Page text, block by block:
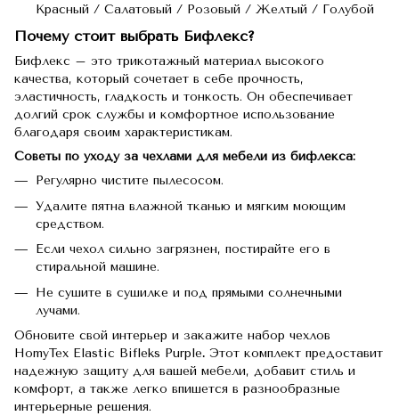
Красный / Салатовый / Розовый / Желтый / Голубой
Почему стоит выбрать Бифлекс?
Бифлекс – это трикотажный материал высокого
качества, который сочетает в себе прочность,
эластичность, гладкость и тонкость. Он обеспечивает
долгий срок службы и комфортное использование
благодаря своим характеристикам.
Советы по уходу за чехлами для мебели из бифлекса:
Регулярно чистите пылесосом.
Удалите пятна влажной тканью и мягким моющим
средством.
Если чехол сильно загрязнен, постирайте его в
стиральной машине.
Не сушите в сушилке и под прямыми солнечными
лучами.
Обновите свой интерьер и закажите набор чехлов
HomyTex Elastic Bifleks Purple. Этот комплект предоставит
надежную защиту для вашей мебели, добавит стиль и
комфорт, а также легко впишется в разнообразные
интерьерные решения.